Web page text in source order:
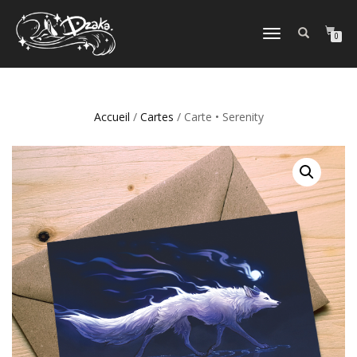
DÉPLIER/REPLIER
0
Accueil / Cartes / Carte • Serenity